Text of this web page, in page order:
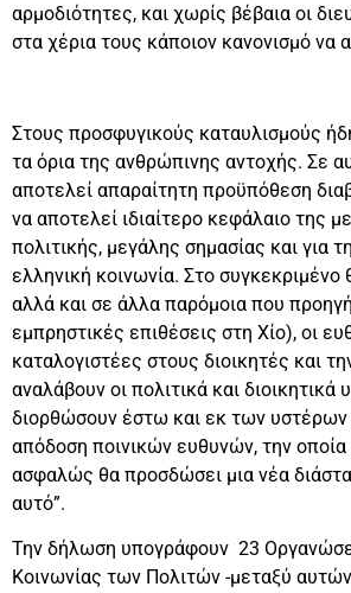
αρμοδιότητες, και χωρίς βέβαια οι
στα χέρια τους κάποιον κανονισμό να
Στους προσφυγικούς καταυλισμούς
τα όρια της ανθρώπινης αντοχής. Σε
αποτελεί απαραίτητη προϋπόθεση
να αποτελεί ιδιαίτερο κεφάλαιο της
πολιτικής, μεγάλης σημασίας και για
ελληνική κοινωνία. Στο συγκεκριμένο
αλλά και σε άλλα παρόμοια που
εμπρηστικές επιθέσεις στη Χίο), οι
καταλογιστέες στους διοικητές και
αναλάβουν οι πολιτικά και διοικητικά
διορθώσουν έστω και εκ των υστέρων
απόδοση ποινικών ευθυνών, την
ασφαλώς θα προσδώσει μια νέα
αυτό”.
Την δήλωση υπογράφουν 23
Κοινωνίας των Πολιτών -μεταξύ